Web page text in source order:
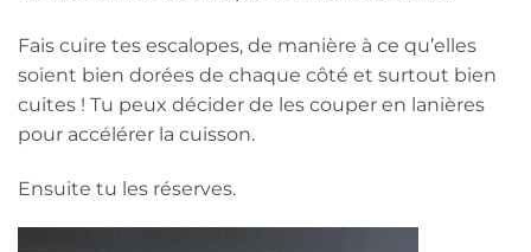
Fais cuire tes escalopes, de manière à ce qu’elles
soient bien dorées de chaque côté et surtout bien
cuites ! Tu peux décider de les couper en lanières
pour accélérer la cuisson.
Ensuite tu les réserves.